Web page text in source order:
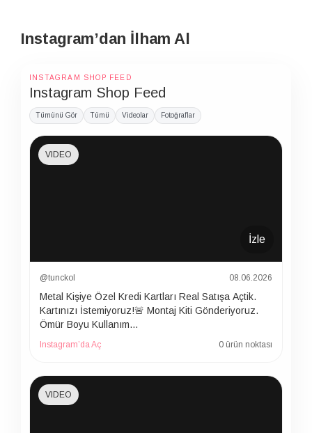
Instagram’dan İlham Al
INSTAGRAM SHOP FEED
Instagram Shop Feed
Tümünü Gör Tümü Videolar Fotoğraflar
İzle
VIDEO
@tunckol 08.06.2026
Metal Kişiye Özel Kredi Kartları Real Satışa Açtik.
Kartınızı İstemiyoruz!🚨 Montaj Kiti Gönderiyoruz.
Ömür Boyu Kullanım…
Instagram’da Aç 0 ürün noktası
VIDEO